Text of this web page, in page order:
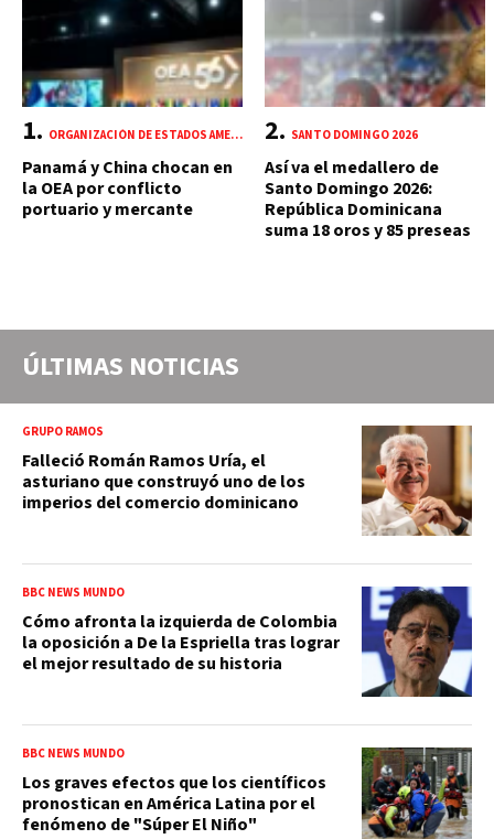
ORGANIZACIÓN DE ESTADOS AMERICANOS (OEA)
Panamá y China chocan en
la OEA por conflicto
portuario y mercante
SANTO DOMINGO 2026
Así va el medallero de
Santo Domingo 2026:
República Dominicana
suma 18 oros y 85 preseas
ÚLTIMAS NOTICIAS
GRUPO RAMOS
Falleció Román Ramos Uría, el
asturiano que construyó uno de los
imperios del comercio dominicano
BBC NEWS MUNDO
Cómo afronta la izquierda de Colombia
la oposición a De la Espriella tras lograr
el mejor resultado de su historia
BBC NEWS MUNDO
Los graves efectos que los científicos
pronostican en América Latina por el
fenómeno de "Súper El Niño"